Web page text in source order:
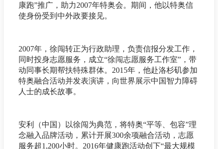
康跑”推广，助力2007年特奥会。期间，他以特奥信
使身份受到中外政要接见。
2007年，徐闯转正为行政助理，负责信报分发工作，
同时投身志愿服务，成立“徐闯志愿服务工作室”，带
动同事长期帮扶特殊群体。2015年，他赴洛杉矶参加
特奥融合活动并发表演讲，向世界展示中国智力障碍
人士的成长故事。
安利（中国）以徐闯为典范，将特奥“平等、包容”理
念融入品牌活动，累计开展300余项融合活动，志愿
服务超1,200小时。2016年健康跑活动创下“最大规模